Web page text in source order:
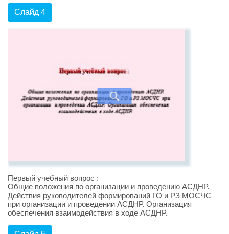
Слайд 4
Первый учебный вопрос :
Общие положения по организации и проведению АСДНР.
Действия руководителей формирований ГО и РЗ МОСЧС
при организации и проведении АСДНР. Организация
обеспечения взаимодействия в ходе АСДНР.